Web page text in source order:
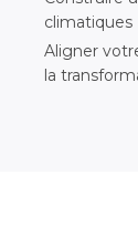
climatiques
Aligner
la